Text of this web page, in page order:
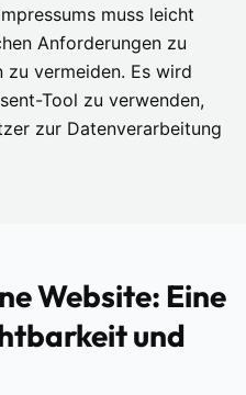
muss leicht
Anforderungen zu
zu vermeiden. Es wird
Tool zu verwenden,
zur Datenverarbeitung
Website: Eine
und